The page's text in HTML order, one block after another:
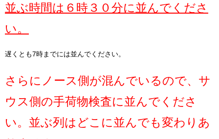
並ぶ時間は６時３０分に並んでくださ
い。
遅くとも7時までには並んでください。
さらにノース側が混んでいるので、サ
ウス側の手荷物検査に並んでくださ
い。 並ぶ列はどこに並んでも変わりあ